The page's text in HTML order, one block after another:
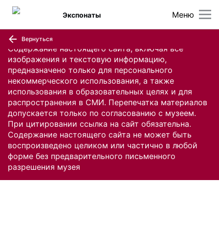
Содержание настоящего сайта, включая все
изображения и текстовую информацию,
предназначено только для персонального
некоммерческого использования, а также
использования в образовательных целях и для
распространения в СМИ. Перепечатка материалов
допускается только по согласованию с музеем.
При цитировании ссылка на сайт обязательна.
Содержание настоящего сайта не может быть
воспроизведено целиком или частично в любой
форме без предварительного письменного
разрешения музея
Меню
Экспонаты
Вернуться